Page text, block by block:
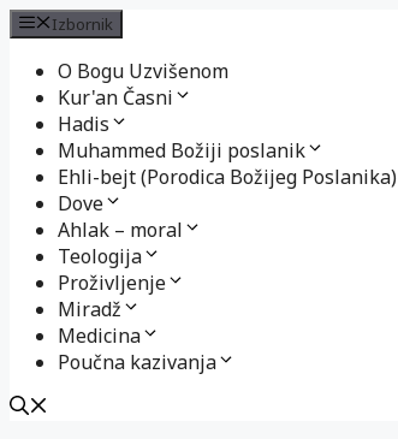
Izbornik
O Bogu Uzvišenom
Kur'an Časni
Hadis
Muhammed Božiji poslanik
Ehli-bejt (Porodica Božijeg Poslanika)
Dove
Ahlak – moral
Teologija
Proživljenje
Miradž
Medicina
Poučna kazivanja